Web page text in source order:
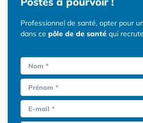
Professionnel de santé, opter pour
dans ce pôle de de santé qui
Nom *
Prénom *
E-mail *